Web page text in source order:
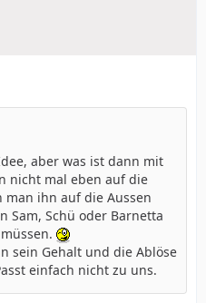
aber was ist dann mit
nicht mal eben auf die
man ihn auf die Aussen
Sam, Schü oder Barnetta
sein Gehalt und die Ablöse
einfach nicht zu uns.